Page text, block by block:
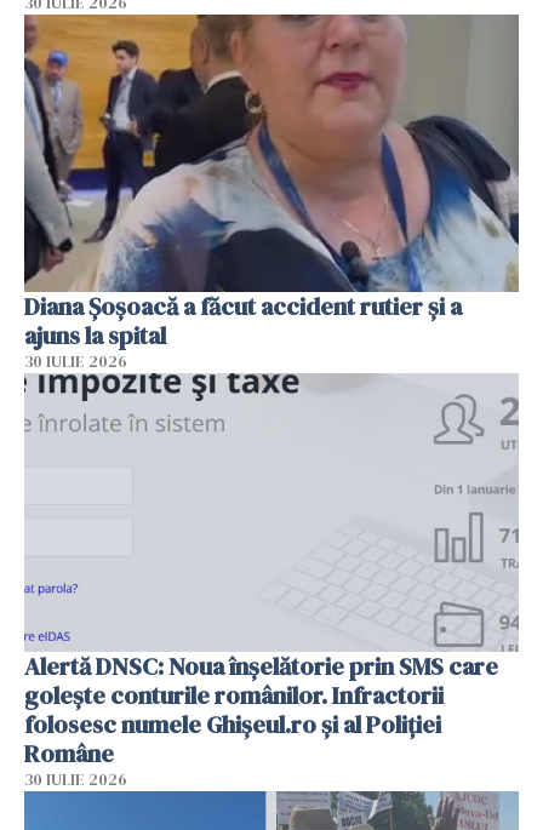
Diana Șoșoacă a făcut accident rutier și a
ajuns la spital
30 IULIE 2026
Alertă DNSC: Noua înșelătorie prin SMS care
golește conturile românilor. Infractorii
folosesc numele Ghișeul.ro și al Poliției
Române
30 IULIE 2026